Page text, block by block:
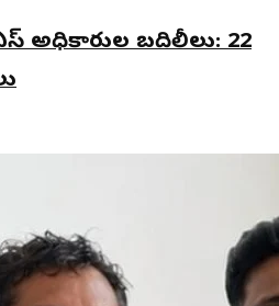
అధికారుల బదిలీలు: 22